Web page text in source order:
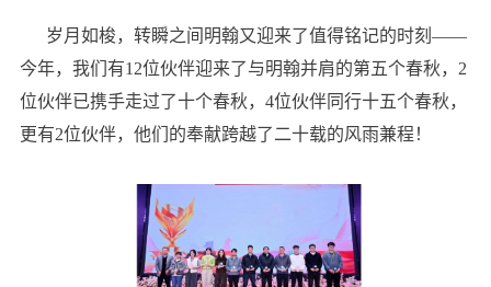
岁月如梭，转瞬之间明翰又迎来了值得铭记的时刻——
今年，我们有12位伙伴迎来了与明翰并肩的第五个春秋，2
位伙伴已携手走过了十个春秋，4位伙伴同行十五个春秋，
更有2位伙伴，他们的奉献跨越了二十载的风雨兼程！